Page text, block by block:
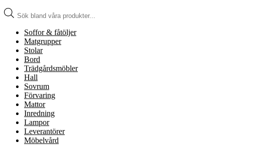
Produktsökning
Soffor & fåtöljer
Matgrupper
Stolar
Bord
Trädgårdsmöbler
Hall
Sovrum
Förvaring
Mattor
Inredning
Lampor
Leverantörer
Möbelvård